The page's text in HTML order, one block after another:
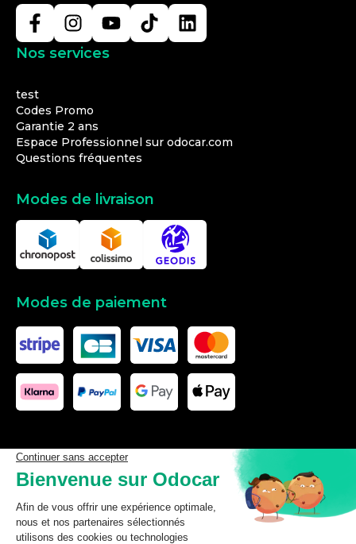
Nos services
test
Codes Promo
Garantie 2 ans
Espace Professionnel sur odocar.com
Questions fréquentes
Modes de livraison
Modes de paiement
Les données affichées ici, particulièrement la base de donnée
complète, ne doivent pas être copiées. Il est interdit d’exploiter les
données ou la base de données complète, de laisser un tiers les
exploiter, ni de les rendre accessible à un tiers, sans accord
préalable de TecDoc. Toute infraction constitue une violation des
droits d’auteur et fera l’objet de poursuites.